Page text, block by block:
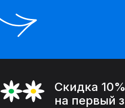
Скидка
на первый